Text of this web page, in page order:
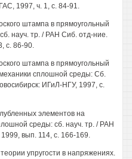
1997, ч. 1, с. 84-91.
штампа в прямоугольный
науч. тр. / РАН Сиб. отд-ние.
с. 86-90.
штампа в прямоугольный
сплошной среды: Сб.
ИГиЛ-НГУ, 1997, с.
элементов на
среды: сб. науч. тр. / РАН
вып. 114, с. 166-169.
упругости в напряжениях.